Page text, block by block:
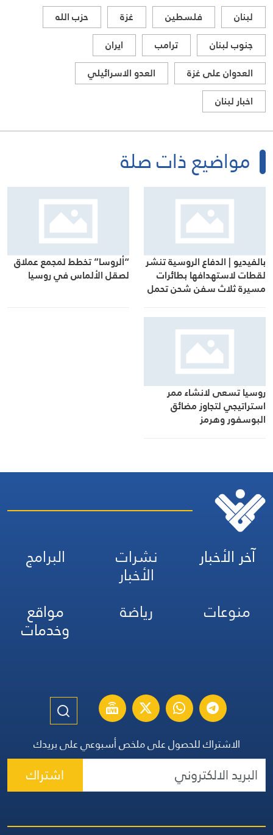
لبنان فلسطين غزة
حزب الله
جنوب لبنان
ترامب
ايران
العدوان على غزة
العدو الاسرائيلي
اخبار لبنان
مواضيع ذات صلة
بالفيديو | الدفاع الروسية تنشر
لقطات لاستهدافها بطائرات
مسيرة ثلاث سفن شحن تحمل
لأوكرانيا في البحر الأسود
وميناء أوديسا
“ألروسا” تخطط لمجمع عملاق
لصقل الألماس في روسيا
روسيا تسعى لانشاء ممر
استراتيجي لتجاوز مضائق
البوسفور وهرمز
آخر الأخبار نشرات
الأخبار
البرامج
منوعات
رياضة مواقع
وخدمات
الاشتراك للحصول على ملخص أسبوعي على بريدك
اشتراك